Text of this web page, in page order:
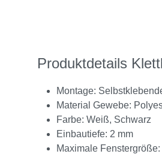
Produktdetails
Montage:
Material Gewebe:
Farbe: Weiß, Schwarz
Einbautiefe: 2 mm
Maximale